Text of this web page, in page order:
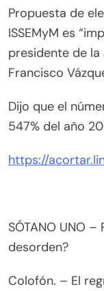
Propuesta de
ISSEMyM es
presidente de
Francisco
Dijo que el
547% del año
https://
SÓTANO UNO
desorden?
Colofón. – El